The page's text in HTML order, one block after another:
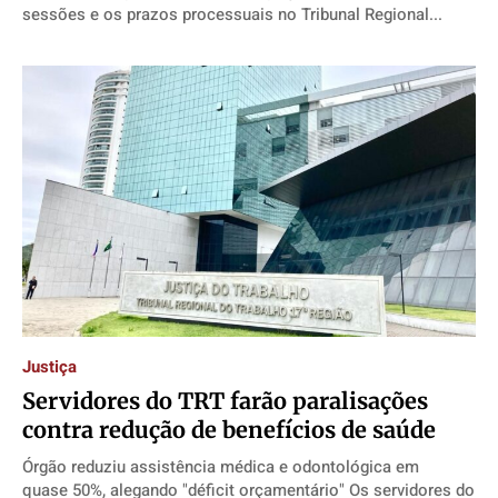
sessões e os prazos processuais no Tribunal Regional...
Justiça
Servidores do TRT farão paralisações
contra redução de benefícios de saúde
Órgão reduziu assistência médica e odontológica em
quase 50%, alegando "déficit orçamentário" Os servidores do